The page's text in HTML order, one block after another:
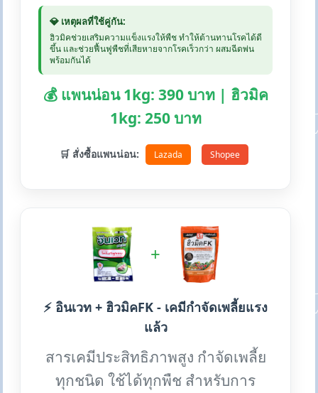
💎 เหตุผลที่ใช้คู่กัน:
ฮิวมิคช่วยเสริมความแข็งแรงให้พืช ทำให้ต้านทานโรคได้ดี
ขึ้น และช่วยฟื้นฟูพืชที่เสียหายจากโรคเร็วกว่า ผสมฉีดพ่น
พร้อมกันได้
💰 แพนน่อน 1kg: 390 บาท | ฮิวมิค
1kg: 250 บาท
🛒 สั่งซื้อแพนน่อน: Lazada Shopee
+
⚡ อินเวท + ฮิวมิคFK - เคมีกำจัดเพลี้ยแรง
แล้ว
สารเคมีประสิทธิภาพสูง กำจัดเพลี้ย
ทุกชนิด ใช้ได้ทุกพืช สำหรับการ